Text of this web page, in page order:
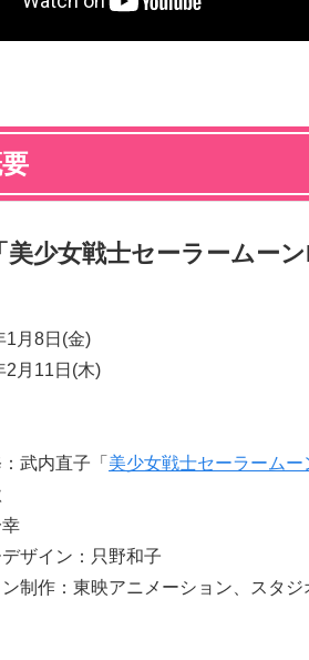
美少女戦士セーラームーン
1月8日(金)
2月11日(木)
武内直子「 美少女戦士セーラームー
ザイン：只野和子
制作：東映アニメーション、スタジ